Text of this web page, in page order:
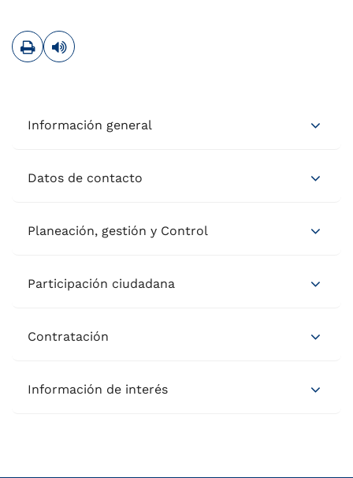
ImprimirLeer contenido
Información general
Datos de contacto
Planeación, gestión y Control
Participación ciudadana
Contratación
Información de interés